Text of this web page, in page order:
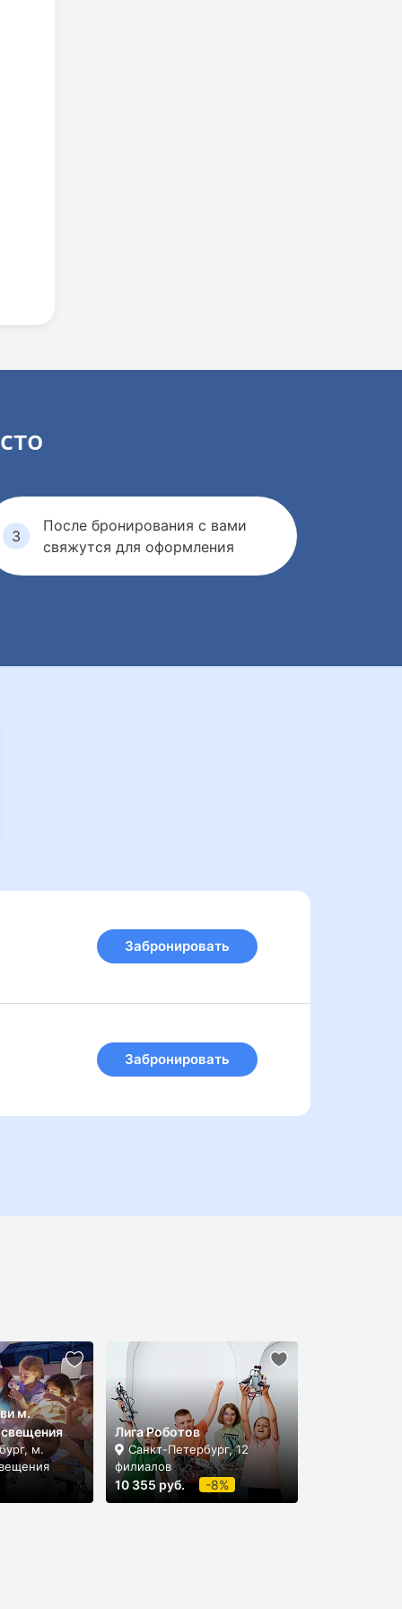
После бронирования с вами
свяжутся для оформления
Забронировать
Забронировать
м.
м.
Лига Роботов
Санкт-Петербург, 12
филиалов
10 355 руб. -8%